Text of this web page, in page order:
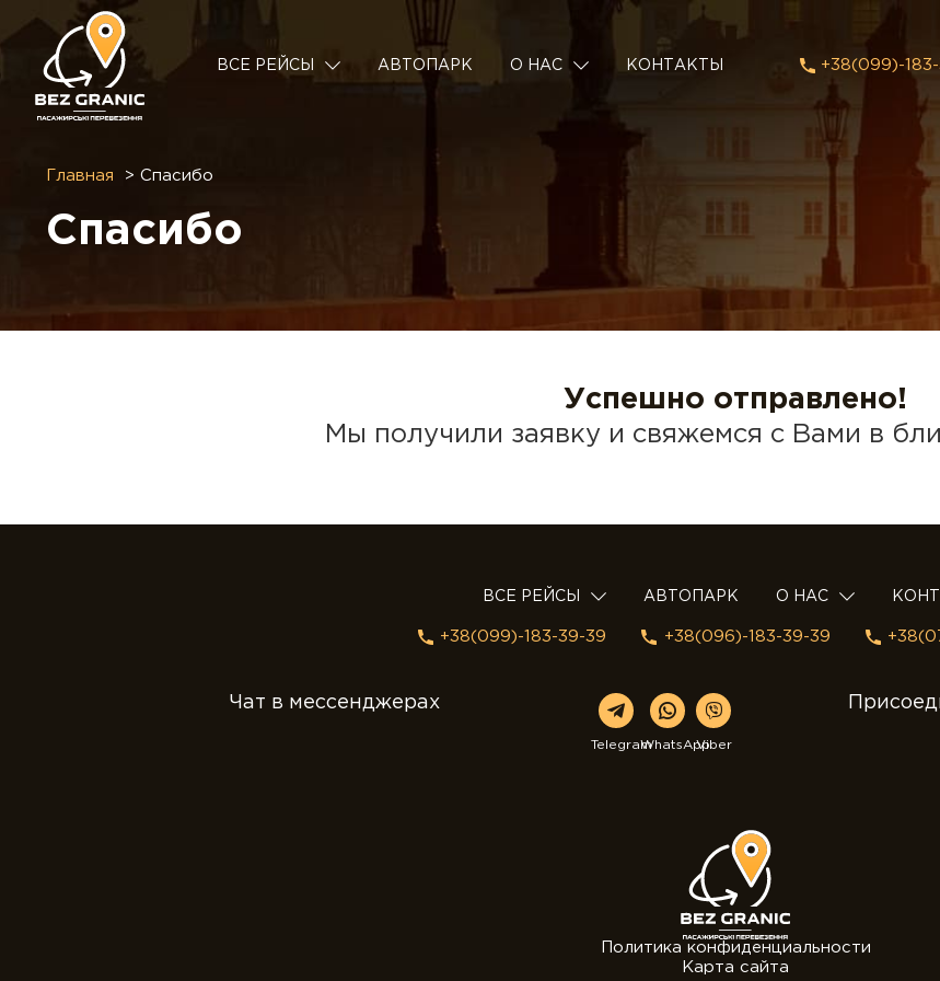
ВСЕ РЕЙСЫ АВТОПАРК О НАС КОНТАКТЫ +38(099)-
Главная Спасибо
Спасибо
Успешно отправлено!
Мы получили заявку и свяжемся с Вами в
ВСЕ РЕЙСЫ АВТОПАРК О НАС
+38(099)-183-39-39 +38(096)-183-39-39
Чат в мессенджерах
TelegramWhatsAppViber
Политика конфиденциальности
Карта сайта